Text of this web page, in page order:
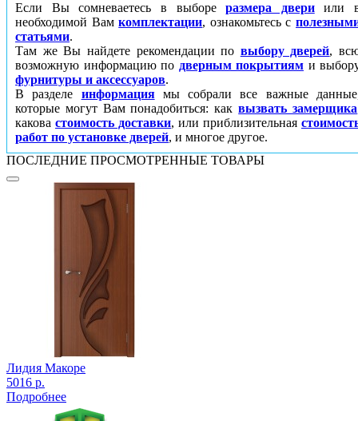
Если Вы сомневаетесь в выбореразмера двериили
необходимой Вамкомплектации, ознакомьтесь с
статьями.
Там же Вы найдете рекомендации по выбору дверей,
возможную информацию по дверным покрытиям и
фурнитуры и аксессуаров.
В разделе информациямы собрали все важные
которые могут Вам понадобиться: каквызвать замерщика
какова стоимость доставки, или приблизительная
работ по установке дверей, и многое другое.
ПОСЛЕДНИЕ ПРОСМОТРЕННЫЕ ТОВАРЫ
Лидия Макоре
5016 р.
Подробнее